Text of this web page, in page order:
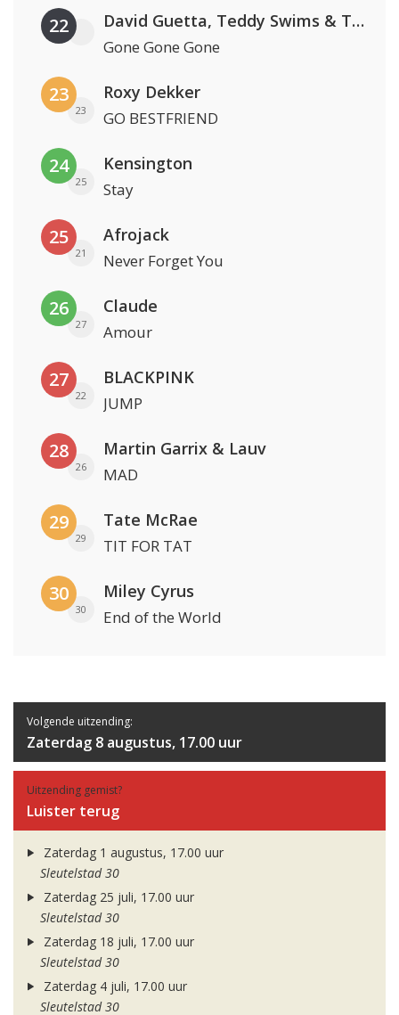
22 David Guetta, Teddy Swims & Tones And I
Gone Gone Gone
23
23
Roxy Dekker
GO BESTFRIEND
24
25
Kensington
Stay
25
21
Afrojack
Never Forget You
26
27
Claude
Amour
27
22
BLACKPINK
JUMP
28
26
Martin Garrix & Lauv
MAD
29
29
Tate McRae
TIT FOR TAT
30
30
Miley Cyrus
End of the World
Volgende uitzending:
Zaterdag 8 augustus, 17.00 uur
Uitzending gemist?
Luister terug
Zaterdag 1 augustus, 17.00 uur
Sleutelstad 30
Zaterdag 25 juli, 17.00 uur
Sleutelstad 30
Zaterdag 18 juli, 17.00 uur
Sleutelstad 30
Zaterdag 4 juli, 17.00 uur
Sleutelstad 30